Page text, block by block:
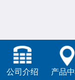
公司介绍 产品